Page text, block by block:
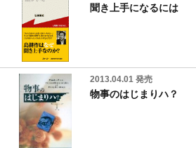
聞き上手になるには
2013.04.01 発売
物事のはじまりハ？